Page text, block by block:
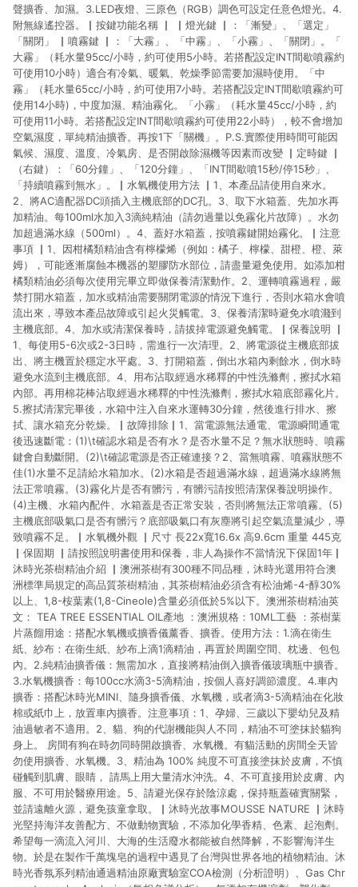
聲擴香、加濕。3.LED夜燈、三原色（RGB）調色可設定任意色燈光。4.
附無線遙控器。▏按鍵功能名稱 ▏ ▏燈光鍵 ▏：「漸變」、「選定」
「關閉」 ▏噴霧鍵 ▏：「大霧」、「中霧」、「小霧」、「關閉」。「
大霧」（耗水量95cc/小時，約可使用5小時。若搭配設定INT間歇噴霧約
可使用10小時）適合有冷氣、暖氣、乾燥季節需要加濕時使用。「中
霧」（耗水量65cc/小時，約可使用7小時。若搭配設定INT間歇噴霧約可
使用14小時)，中度加濕、精油霧化。「小霧」（耗水量45cc/小時，約
可使用11小時。若搭配設定INT間歇噴霧約可使用22小時），較不會增加
空氣濕度，單純精油擴香。再按1下「關機」。P.S.實際使用時間可能因
氣候、濕度、溫度、冷氣房、是否開啟除濕機等因素而改變 ▏定時鍵 ▏
（右鍵）：「60分鐘」、「120分鐘」、「INT間歇噴15秒/停15秒」、
「持續噴霧到無水」。▏水氧機使用方法 ▏1、本產品請使用自來水。
2、將AC適配器DC頭插入主機底部的DC孔。3、取下水箱蓋、先加水再
加精油。每100ml水加入3滴純精油（請勿過量以免霧化片故障）。水勿
加超過滿水線（500ml）。4、蓋好水箱蓋，按噴霧鍵開始霧化。▏注意
事項 ▏1、因柑橘類精油含有檸檬烯（例如：橘子、檸檬、甜橙、橙、萊
姆），可能逐漸腐蝕本機器的塑膠防水部位，請盡量避免使用。如添加柑
橘類精油必須每次使用完畢立即做保養清潔動作。2、運轉噴霧過程，嚴
禁打開水箱蓋，加水或精油需要關閉電源的情況下進行，否則水箱水會噴
流出來，導致本產品故障或引起火災觸電。3、保養清潔時避免水噴濺到
主機底部。4、加水或清潔保養時，請拔掉電源避免觸電。▏保養說明 ▏
1、每使用5-6次或2-3日時，需進行一次清理。2、將電源從主機底部拔
出、將主機置於穩定水平處。3、打開箱蓋，倒出水箱內剩餘水，倒水時
避免水流到主機底部。4、用布沾取經過水稀釋的中性洗滌劑，擦拭水箱
內部。再用棉花棒沾取經過水稀釋的中性洗滌劑，擦拭水箱底部霧化片。
5.擦拭清潔完畢後，水箱中注入自來水運轉30分鐘，然後進行排水、擦
拭、讓水箱充分乾燥。▏故障排除▏1、當電源無法通電、電源瞬間通電
後迅速斷電：(1)\t確認水箱是否有水？是否水量不足？無水狀態時、噴霧
鍵會自動斷開。(2)\t確認電源是否正確連接？2、當無噴霧、噴霧狀態不
佳(1)水量不足請給水箱加水。(2)水箱是否超過滿水線，超過滿水線將無
法正常噴霧。(3)霧化片是否有髒污，有髒污請按照清潔保養說明操作。
(4)主機、水箱內配件、水箱蓋是否正常安裝，否則將無法正常噴霧。(5)
主機底部吸氣口是否有髒污？底部吸氣口有灰塵將引起空氣流量減少，導
致噴霧不足。▏水氧機外觀 ▏尺寸 長22x寬16.6x 高9.6cm 重量 445克
▏保固期 ▏請按照說明書使用和保養，非人為操作不當情況下保固1年▏
沐時光茶樹精油介紹 ▏澳洲茶樹有300種不同品種，沐時光選用符合澳
洲標準局規定的高品質茶樹精油，其茶樹精油必須含有松油烯-4-醇30%
以上、1,8-桉葉素(1,8-Cineole)含量必須低於5%以下。澳洲茶樹精油英
文： TEA TREE ESSENTIAL OIL產地 ：澳洲規格：10ML工藝 ：茶樹葉
片蒸餾用途：搭配水氧機或擴香儀薰香、擴香。使用方法：1.滴在衛生
紙、紗布：在衛生紙、紗布上滴1滴精油，再置於周圍空間、枕邊、包包
內。2.純精油擴香儀：無需加水，直接將精油倒入擴香儀玻璃瓶中擴香。
3.水氧機擴香：每100cc水滴3-5滴精油，按個人喜好調節濃度。4.車內
擴香：搭配沐時光MINI、隨身擴香儀、水氧機，或者滴3-5滴精油在化妝
棉或紙巾上，放置車內擴香。注意事項：1、孕婦、三歲以下嬰幼兒及精
油過敏者不適用。2、貓、狗的代謝機能與人不同，精油不可塗抹於貓狗
身上。 房間有狗在時勿同時開啟擴香、水氧機。有貓活動的房間全天皆
勿使用擴香、水氧機。3、精油為 100% 純度不可直接塗抹於皮膚，不慎
碰觸到肌膚、眼睛， 請馬上用大量清水沖洗。4、不可直接用於皮膚、內
服、不可用於醫療用途。5、請避光保存於陰涼處，保持瓶蓋確實關緊，
並請遠離火源，避免孩童拿取。▏沐時光故事MOUSSE NATURE ▏沐時
光堅持海洋友善配方、不做動物實驗，不添加化學香精、色素、起泡劑。
希望每一滴流入河川、大海的生活廢水都能被自然降解，不影響海洋生
物。於是在製作千萬塊皂的過程中遇見了台灣與世界各地的植物精油。沐
時光香氛系列精油通過精油原廠實驗室COA檢測（分析證明）、Gas Chr